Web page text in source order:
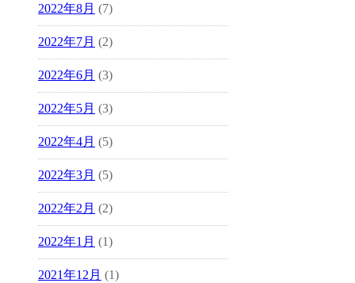
2022年8月 (7)
2022年7月 (2)
2022年6月 (3)
2022年5月 (3)
2022年4月 (5)
2022年3月 (5)
2022年2月 (2)
2022年1月 (1)
2021年12月 (1)